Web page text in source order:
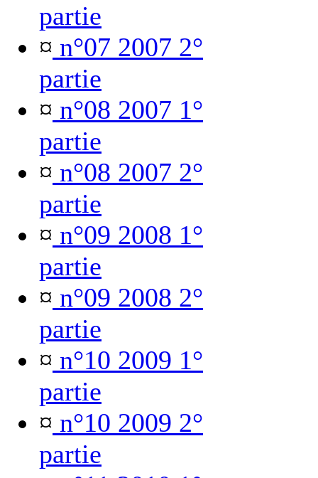
partie
¤ n°07 2007 2°
partie
¤ n°08 2007 1°
partie
¤ n°08 2007 2°
partie
¤ n°09 2008 1°
partie
¤ n°09 2008 2°
partie
¤ n°10 2009 1°
partie
¤ n°10 2009 2°
partie